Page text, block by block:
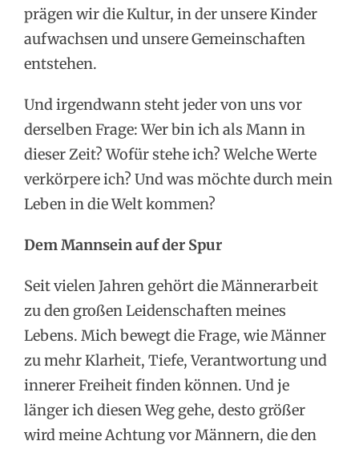
prägen wir die Kultur, in der unsere Kinder
aufwachsen und unsere Gemeinschaften
entstehen.
Und irgendwann steht jeder von uns vor
derselben Frage: Wer bin ich als Mann in
dieser Zeit? Wofür stehe ich? Welche Werte
verkörpere ich? Und was möchte durch mein
Leben in die Welt kommen?
Dem Mannsein auf der Spur
Seit vielen Jahren gehört die Männerarbeit
zu den großen Leidenschaften meines
Lebens. Mich bewegt die Frage, wie Männer
zu mehr Klarheit, Tiefe, Verantwortung und
innerer Freiheit finden können. Und je
länger ich diesen Weg gehe, desto größer
wird meine Achtung vor Männern, die den